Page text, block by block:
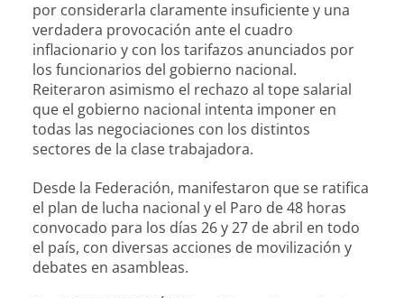
por considerarla claramente insuficiente y una
verdadera provocación ante el cuadro
inflacionario y con los tarifazos anunciados por
los funcionarios del gobierno nacional.
Reiteraron asimismo el rechazo al tope salarial
que el gobierno nacional intenta imponer en
todas las negociaciones con los distintos
sectores de la clase trabajadora.
Desde la Federación, manifestaron que se ratifica
el plan de lucha nacional y el Paro de 48 horas
convocado para los días 26 y 27 de abril en todo
el país, con diversas acciones de movilización y
debates en asambleas.